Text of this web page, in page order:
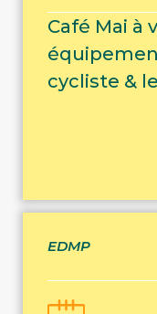
Café Mai à
cycliste &
EDMP